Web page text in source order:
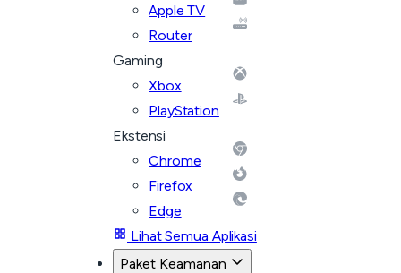
Apple TV
Router
Gaming
Xbox
PlayStation
Ekstensi
Chrome
Firefox
Edge
Lihat Semua Aplikasi
Paket Keamanan